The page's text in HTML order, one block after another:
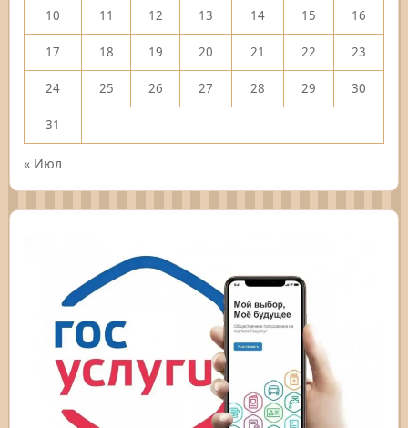
10 11 12 13 14 15 16
17 18 19 20 21 22 23
24 25 26 27 28 29 30
31
« Июл